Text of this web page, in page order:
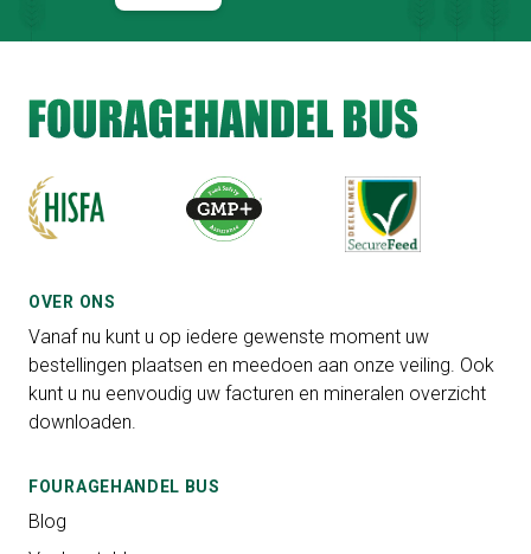
OVER ONS
Vanaf nu kunt u op iedere gewenste moment uw
bestellingen plaatsen en meedoen aan onze veiling. Ook
kunt u nu eenvoudig uw facturen en mineralen overzicht
downloaden.
FOURAGEHANDEL BUS
Blog